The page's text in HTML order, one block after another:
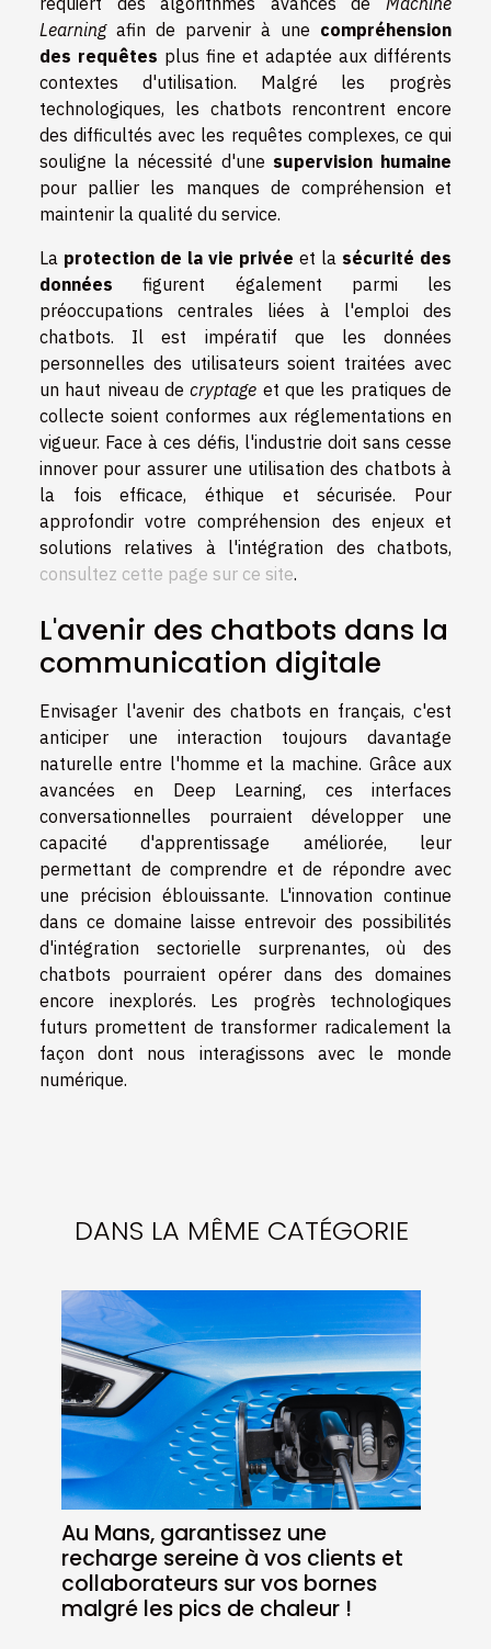
Learningafin de parvenir à une compréhension
des requêtes plus fine et adaptée aux différents
contextes d'utilisation. Malgré les progrès
technologiques, les chatbots rencontrent encore
des difficultés avec les requêtes complexes, ce qui
souligne la nécessité d'une supervision humaine
pour pallier les manques de compréhension et
maintenir la qualité du service.
La protection de la vie privée et la sécurité des
données figurent également parmi les
préoccupations centrales liées à l'emploi des
chatbots. Il est impératif que les données
personnelles des utilisateurs soient traitées avec
un haut niveau decryptage et que les pratiques de
collecte soient conformes aux réglementations en
vigueur. Face à ces défis, l'industrie doit sans cesse
innover pour assurer une utilisation des chatbots à
la fois efficace, éthique et sécurisée. Pour
approfondir votre compréhension des enjeux et
solutions relatives à l'intégration des chatbots,
consultez cette page sur ce site.
L'avenir des chatbots dans la
communication digitale
Envisager l'avenir des chatbots en français, c'est
anticiper une interaction toujours davantage
naturelle entre l'homme et la machine. Grâce aux
avancées en Deep Learning, ces interfaces
conversationnelles pourraient développer une
capacité d'apprentissage améliorée, leur
permettant de comprendre et de répondre avec
une précision éblouissante. L'innovation continue
dans ce domaine laisse entrevoir des possibilités
d'intégration sectorielle surprenantes, où des
chatbots pourraient opérer dans des domaines
encore inexplorés. Les progrès technologiques
futurs promettent de transformer radicalement la
façon dont nous interagissons avec le monde
numérique.
DANS LA MÊME CATÉGORIE
Au Mans, garantissez une
recharge sereine à vos clients et
collaborateurs sur vos bornes
malgré les pics de chaleur !